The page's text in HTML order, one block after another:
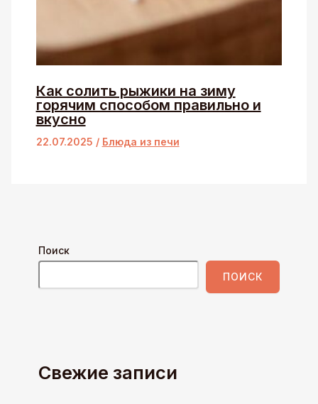
Как солить рыжики на зиму
горячим способом правильно и
вкусно
22.07.2025 / Блюда из печи
Поиск
ПОИСК
Свежие записи